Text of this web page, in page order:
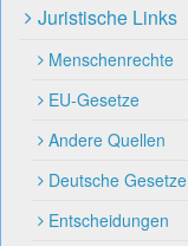
Juristische Links
Menschenrechte
EU-Gesetze
Andere Quellen
Deutsche Gesetze
Entscheidungen